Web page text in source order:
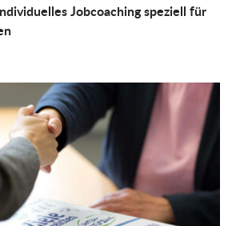
Job­coaching speziell für